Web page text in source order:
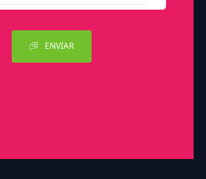
ENVIAR